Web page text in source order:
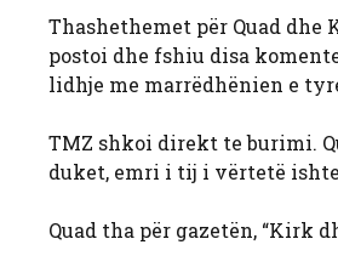
Thashethemet për Quad
postoi dhe fshiu disa
lidhje me marrëdhënien e
TMZ shkoi direkt te burimi.
duket, emri i tij i vërtetë
Quad tha për gazetën, “Kirk